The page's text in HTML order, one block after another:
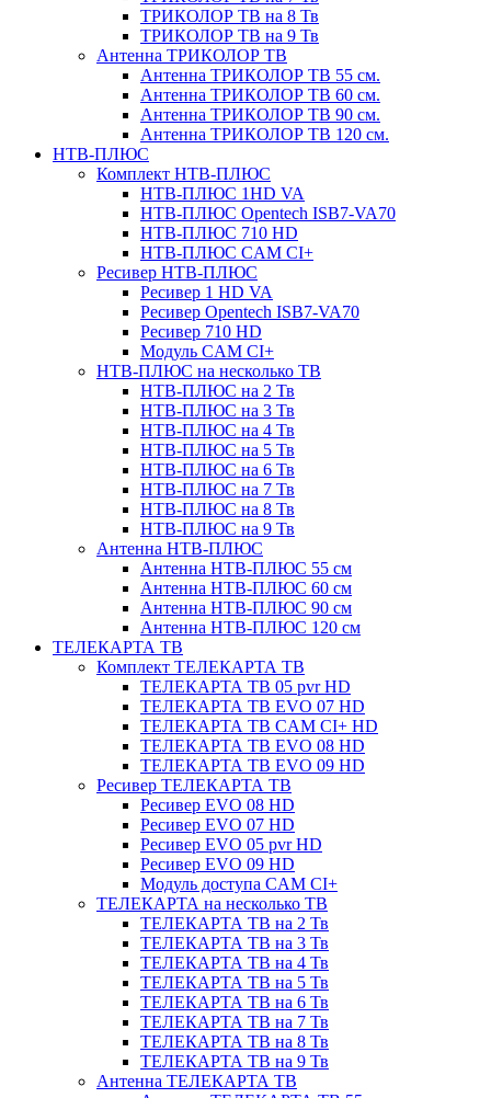
ТРИКОЛОР ТВ на 8 Тв
ТРИКОЛОР ТВ на 9 Тв
Антенна ТРИКОЛОР ТВ
Антенна ТРИКОЛОР ТВ 55 см.
Антенна ТРИКОЛОР ТВ 60 см.
Антенна ТРИКОЛОР ТВ 90 см.
Антенна ТРИКОЛОР ТВ 120 см.
НТВ-ПЛЮС
Комплект НТВ-ПЛЮС
НТВ-ПЛЮС 1HD VA
НТВ-ПЛЮС Opentech ISB7-VA70
НТВ-ПЛЮС 710 HD
НТВ-ПЛЮС CAM CI+
Ресивер НТВ-ПЛЮС
Ресивер 1 HD VA
Ресивер Opentech ISB7-VA70
Ресивер 710 HD
Модуль CAM CI+
НТВ-ПЛЮС на несколько ТВ
НТВ-ПЛЮС на 2 Тв
НТВ-ПЛЮС на 3 Тв
НТВ-ПЛЮС на 4 Тв
НТВ-ПЛЮС на 5 Тв
НТВ-ПЛЮС на 6 Тв
НТВ-ПЛЮС на 7 Тв
НТВ-ПЛЮС на 8 Тв
НТВ-ПЛЮС на 9 Тв
Антенна НТВ-ПЛЮС
Антенна НТВ-ПЛЮС 55 см
Антенна НТВ-ПЛЮС 60 см
Антенна НТВ-ПЛЮС 90 см
Антенна НТВ-ПЛЮС 120 см
ТЕЛЕКАРТА ТВ
Комплект ТЕЛЕКАРТА ТВ
ТЕЛЕКАРТА ТВ 05 pvr HD
ТЕЛЕКАРТА ТВ EVO 07 HD
ТЕЛЕКАРТА ТВ CAM CI+ HD
ТЕЛЕКАРТА ТВ EVO 08 HD
ТЕЛЕКАРТА ТВ EVO 09 HD
Ресивер ТЕЛЕКАРТА ТВ
Ресивер EVO 08 HD
Ресивер EVO 07 HD
Ресивер EVO 05 pvr HD
Ресивер EVO 09 HD
Модуль доступа CAM CI+
ТЕЛЕКАРТА на несколько ТВ
ТЕЛЕКАРТА ТВ на 2 Тв
ТЕЛЕКАРТА ТВ на 3 Тв
ТЕЛЕКАРТА ТВ на 4 Тв
ТЕЛЕКАРТА ТВ на 5 Тв
ТЕЛЕКАРТА ТВ на 6 Тв
ТЕЛЕКАРТА ТВ на 7 Тв
ТЕЛЕКАРТА ТВ на 8 Тв
ТЕЛЕКАРТА ТВ на 9 Тв
Антенна ТЕЛЕКАРТА ТВ